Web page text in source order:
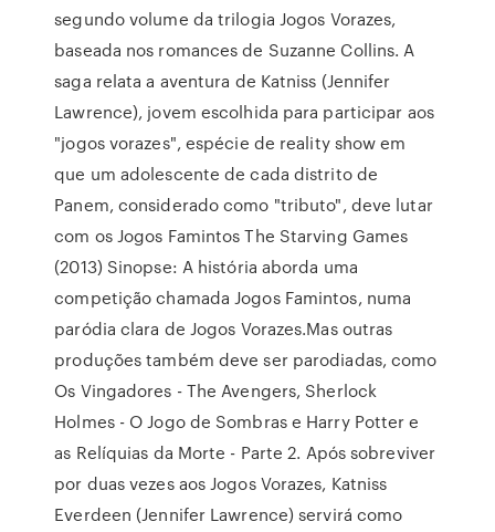
segundo volume da trilogia Jogos Vorazes,
baseada nos romances de Suzanne Collins. A
saga relata a aventura de Katniss (Jennifer
Lawrence), jovem escolhida para participar aos
"jogos vorazes", espécie de reality show em
que um adolescente de cada distrito de
Panem, considerado como "tributo", deve lutar
com os Jogos Famintos The Starving Games
(2013) Sinopse: A história aborda uma
competição chamada Jogos Famintos, numa
paródia clara de Jogos Vorazes.Mas outras
produções também deve ser parodiadas, como
Os Vingadores - The Avengers, Sherlock
Holmes - O Jogo de Sombras e Harry Potter e
as Relíquias da Morte - Parte 2. Após sobreviver
por duas vezes aos Jogos Vorazes, Katniss
Everdeen (Jennifer Lawrence) servirá como